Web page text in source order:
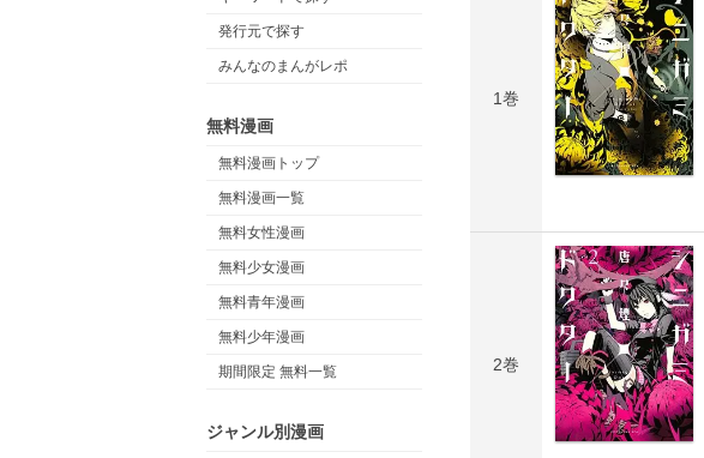
発行元で探す
みんなのまんがレポ
無料漫画
無料漫画トップ
無料漫画一覧
無料女性漫画
無料少女漫画
無料青年漫画
無料少年漫画
期間限定 無料一覧
ジャンル別漫画
1巻
2巻